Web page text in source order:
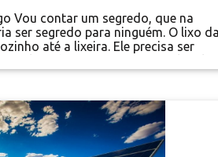
Vou contar um segredo, que na
ser segredo para ninguém. O lixo
até a lixeira. Ele precisa ser
apropriado. Só depois de colocar o
posteriormente, no local indicado